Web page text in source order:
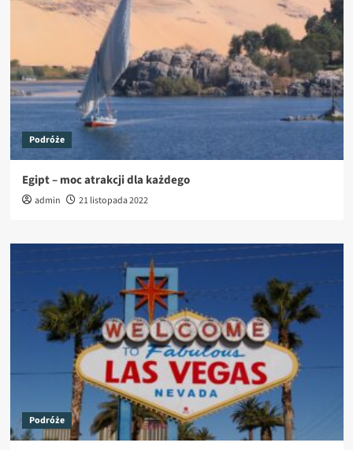
Podróże
Egipt – moc atrakcji dla każdego
admin 21 listopada 2022
Podróże